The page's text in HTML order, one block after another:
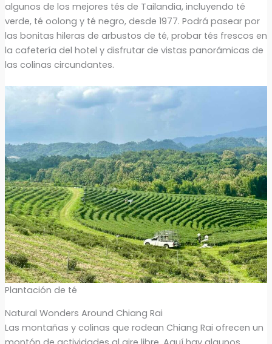
algunos de los mejores tés de Tailandia, incluyendo té
verde, té oolong y té negro, desde 1977. Podrá pasear por
las bonitas hileras de arbustos de té, probar tés frescos en
la cafetería del hotel y disfrutar de vistas panorámicas de
las colinas circundantes.
Plantación de té
Natural Wonders Around Chiang Rai
Las montañas y colinas que rodean Chiang Rai ofrecen un